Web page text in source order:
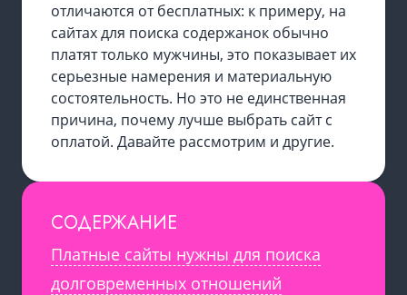
отличаются от бесплатных: к примеру, на
сайтах для поиска содержанок обычно
платят только мужчины, это показывает их
серьезные намерения и материальную
состоятельность. Но это не единственная
причина, почему лучше выбрать сайт с
оплатой. Давайте рассмотрим и другие.
СОДЕРЖАНИЕ
Платные сайты нужны для поиска
долговременных отношений